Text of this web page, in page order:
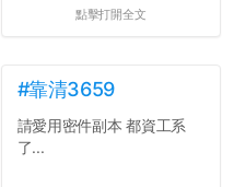
點擊打開全文
#靠清3659
請愛用密件副本 都資工系
了...